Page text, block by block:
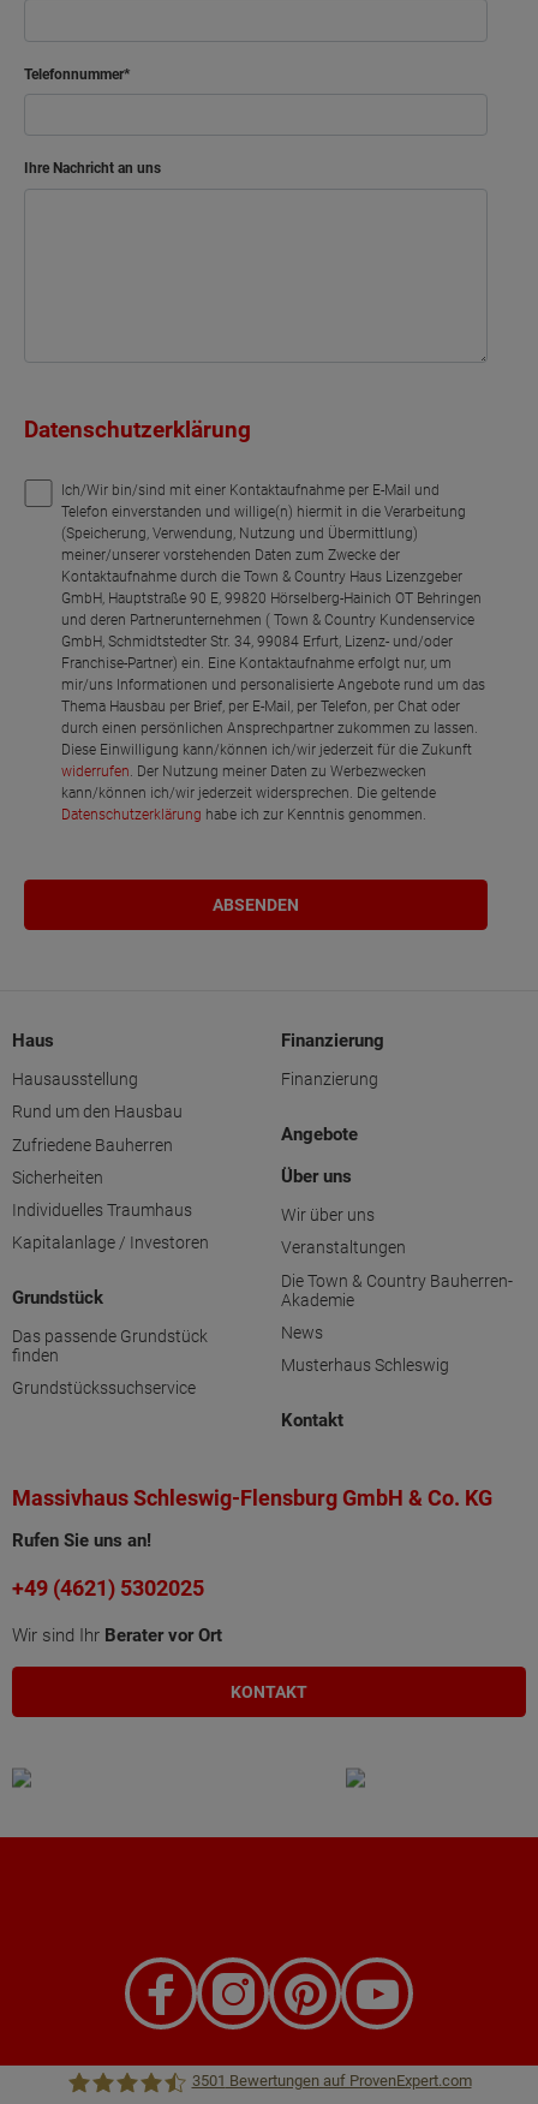
Telefonnummer
Ihre Nachricht an uns
Datenschutzerklärung
Ich/Wir bin/sind mit einer Kontaktaufnahme per E-Mail und
Telefon einverstanden und willige(n) hiermit in die Verarbeitung
(Speicherung, Verwendung, Nutzung und Übermittlung)
meiner/unserer vorstehenden Daten zum Zwecke der
Kontaktaufnahme durch die Town & Country Haus Lizenzgeber
GmbH, Hauptstraße 90 E, 99820 Hörselberg-Hainich OT Behringen
und deren Partnerunternehmen ( Town & Country Kundenservice
GmbH, Schmidtstedter Str. 34, 99084 Erfurt, Lizenz- und/oder
Franchise-Partner) ein. Eine Kontaktaufnahme erfolgt nur, um
mir/uns Informationen und personalisierte Angebote rund um das
Thema Hausbau per Brief, per E-Mail, per Telefon, per Chat oder
durch einen persönlichen Ansprechpartner zukommen zu lassen.
Diese Einwilligung kann/können ich/wir jederzeit für die Zukunft
widerrufen. Der Nutzung meiner Daten zu Werbezwecken
kann/können ich/wir jederzeit widersprechen. Die geltende
Datenschutzerklärung habe ich zur Kenntnis genommen.
Haus
Hausausstellung
Rund um den Hausbau
Zufriedene Bauherren
Sicherheiten
Individuelles Traumhaus
Kapitalanlage / Investoren
Grundstück
Das passende Grundstück
finden
Grundstückssuchservice
Finanzierung
Finanzierung
Angebote
Über uns
Wir über uns
Veranstaltungen
Die Town & Country Bauherren-
Akademie
News
Musterhaus Schleswig
Kontakt
Massivhaus Schleswig-Flensburg GmbH & Co. KG
Rufen Sie uns an!
+49 (4621) 5302025
Wir sind Ihr Berater vor Ort
KONTAKT
3501 Bewertungen auf ProvenExpert.com